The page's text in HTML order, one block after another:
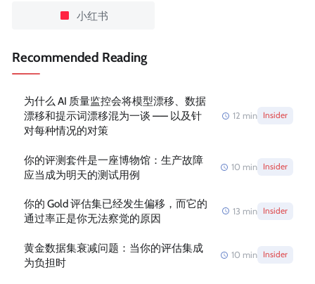
小红书
Recommended Reading
为什么 AI 质量监控会将模型漂移、数据
漂移和提示词漂移混为一谈 —— 以及针
对每种情况的对策
12 min Insider
你的评测套件是一座博物馆：生产故障
应当成为明天的测试用例
10 min Insider
你的 Gold 评估集已经发生偏移，而它的
通过率正是你无法察觉的原因
13 min Insider
黄金数据集衰减问题：当你的评估集成
为负担时
10 min Insider